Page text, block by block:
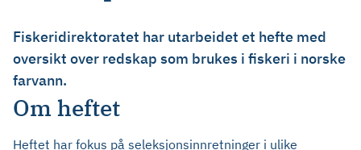
Fiskeridirektoratet har utarbeidet et hefte med
oversikt over redskap som brukes i fiskeri i norske
farvann.
Om heftet
Heftet har fokus på seleksjonsinnretninger i ulike